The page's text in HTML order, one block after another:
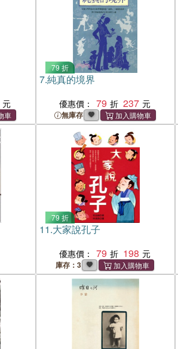
79 折
7.純真的境界
優惠價： 79 237
無庫存
79 折
11.大家說孔子
優惠價： 79 198
庫存：3